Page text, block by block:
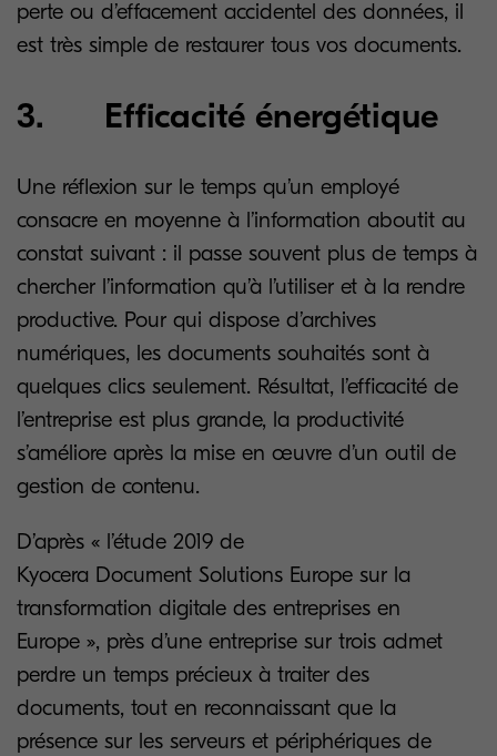
perte ou d’effacement accidentel des données, il
est très simple de restaurer tous vos documents.
3. Efficacité énergétique
Une réflexion sur le temps qu’un employé
consacre en moyenne à l’information aboutit au
constat suivant : il passe souvent plus de temps à
chercher l’information qu’à l’utiliser et à la rendre
productive. Pour qui dispose d’archives
numériques, les documents souhaités sont à
quelques clics seulement. Résultat, l’efficacité de
l’entreprise est plus grande, la productivité
s’améliore après la mise en œuvre d’un outil de
gestion de contenu.
D’après « l’étude 2019 de
Kyocera Document Solutions Europe sur la
transformation digitale des entreprises en
Europe », près d’une entreprise sur trois admet
perdre un temps précieux à traiter des
documents, tout en reconnaissant que la
présence sur les serveurs et périphériques de